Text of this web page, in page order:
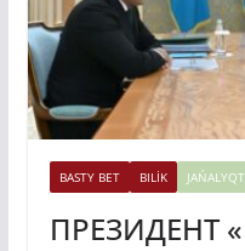
BASTY BET BILİK
ПРЕЗИДЕНТ